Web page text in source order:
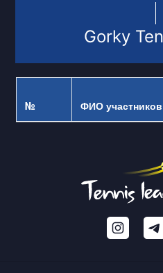
Gorky
№ ФИО участников